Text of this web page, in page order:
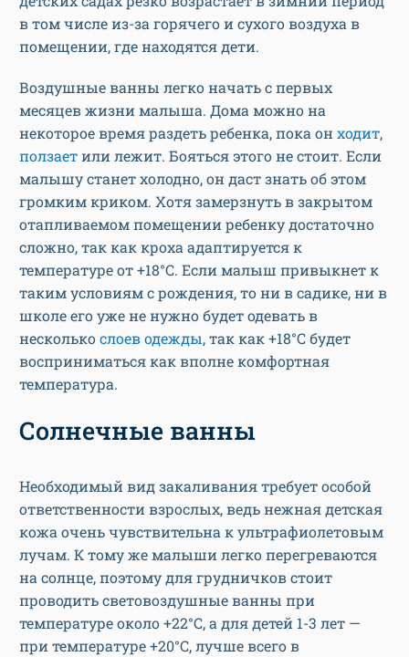
в том числе из-за горячего и сухого воздуха в
помещении, где находятся дети.
Воздушные ванны легко начать с первых
месяцев жизни малыша. Дома можно на
некоторое время раздеть ребенка, пока онходит,
ползаетили лежит. Бояться этого не стоит. Если
малышу станет холодно, он даст знать об этом
громким криком. Хотя замерзнуть в закрытом
отапливаемом помещении ребенку достаточно
сложно, так как кроха адаптируется к
температуре от +18°С. Если малыш привыкнет к
таким условиям с рождения, то ни в садике, ни в
школе его уже не нужно будет одевать в
несколькослоев одежды, так как +18°С будет
восприниматься как вполне комфортная
температура.
Солнечные ванны
Необходимый вид закаливания требует особой
ответственности взрослых, ведь нежная детская
кожа очень чувствительна к ультрафиолетовым
лучам. К тому же малыши легко перегреваются
на солнце, поэтому для грудничков стоит
проводить световоздушные ванны при
температуре около +22°С, а для детей 1-3 лет —
при температуре +20°С, лучше всего в